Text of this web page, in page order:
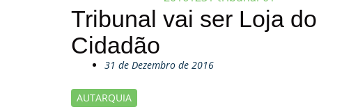
Tribunal vai ser Loja do
Cidadão
31 de Dezembro de 2016
AUTARQUIA